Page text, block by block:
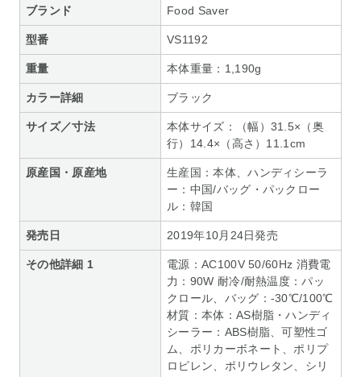
ブランド Food Saver
型番 VS1192
重量 本体重量：1,190g
カラー詳細 ブラック
サイズ／寸法
本体サイズ：（幅）31.5×（奥
行）14.4×（高さ）11.1cm
原産国・原産地
生産国：本体、ハンディシーラ
ー：中国/バッグ・パックロー
ル：韓国
発売日 2019年10月24日発売
その他詳細 1
電源：AC100V 50/60Hz 消費電
力：90W 耐冷/耐熱温度：パッ
クロール、バッグ：-30℃/100℃
材質：本体：AS樹脂・ハンディ
シーラー：ABS樹脂、可塑性ゴ
ム、ポリカーボネート、ポリプ
ロピレン、ポリウレタン、シリ